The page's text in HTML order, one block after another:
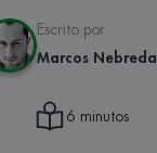
Escrito por
Marcos Nebreda
6 minutos